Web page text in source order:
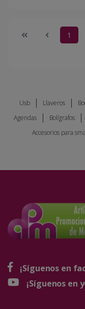
1
Usb Llaveros
Agendas
Bolígrafos
Accesorios para
¡Síguenos en
¡Síguenos en